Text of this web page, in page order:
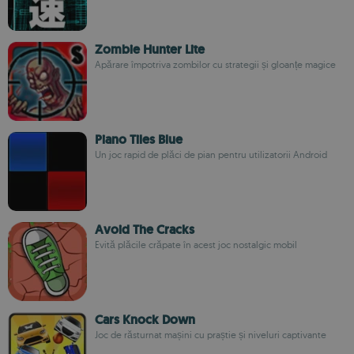
Zombie Hunter Lite
Apărare împotriva zombilor cu strategii și gloanțe magice
Piano Tiles Blue
Un joc rapid de plăci de pian pentru utilizatorii Android
Avoid The Cracks
Evită plăcile crăpate în acest joc nostalgic mobil
Cars Knock Down
Joc de răsturnat mașini cu praștie și niveluri captivante